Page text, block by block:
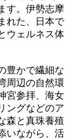
す。伊勢志摩
れた、日本で
ウェルネス体
豊かで繊細な
周辺の自然環
宮参拝、海女
ングなどのア
森と真珠養殖
いながら、活